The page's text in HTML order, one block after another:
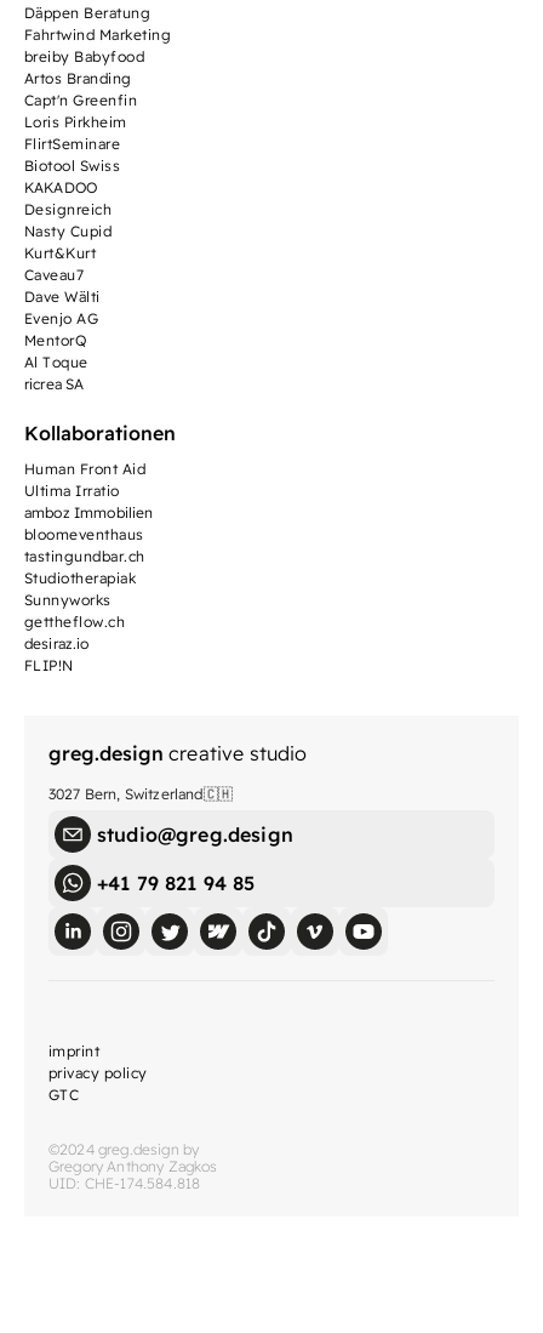
Däppen Beratung
Fahrtwind Marketing
breiby Babyfood
Artos Branding
Capt'n Greenfin
Loris Pirkheim
FlirtSeminare
Biotool Swiss
KAKADOO
Designreich
Nasty Cupid
Kurt&Kurt
Caveau7
Dave Wälti
Evenjo AG
MentorQ
Al Toque
ricrea SA
Kollaborationen
Human Front Aid
Ultima Irratio
amboz Immobilien
bloomeventhaus
tastingundbar.ch
Studiotherapiak
Sunnyworks
gettheflow.ch
desiraz.io
FLIP!N
greg.design creative studio
3027 Bern, Switzerland🇨🇭
studio@greg.design
+41 79 821 94 85
imprint
privacy policy
GTC
©2024 greg.design by
Gregory Anthony Zagkos
UID: CHE-174.584.818